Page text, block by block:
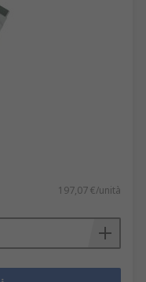
197,07 €/unità